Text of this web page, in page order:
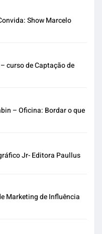
Show Marcelo
curso de Captação de
– Oficina: Bordar o que
Jr- Editora Paullus
Marketing de Influência